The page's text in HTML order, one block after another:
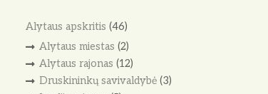
Alytaus apskritis (46)
Alytaus miestas (2)
Alytaus rajonas (12)
Druskininkų savivaldybė(3)